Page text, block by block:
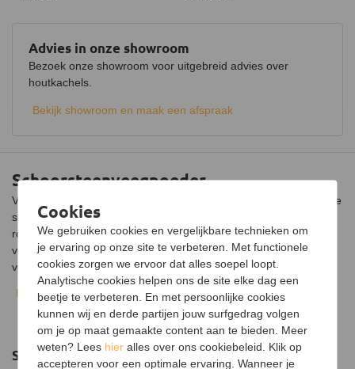
Schoorsteenveegpoeder
Voorkom een brand in het rookkanaal van je houtkachel met deze
schoorsteenveegpoeder. De poeder droogt de creosoot in het
rookkanaal uit, waardoor het risico op een schoorsteenbrand
vermindert. Zo weet je zeker dat je tussen de jaarlijkse
veegbeurten door je houtkachel veilig kunt gebruiken. De poeder
wordt geleverd in een potje met een inhoud van 900 gram.
Gebruiksaanwijzing
De schoorsteenveegpoeder is eenvoudig in gebruik. Let er wel op
dat het rookkanaal nog warm is. Dit betekent dat je de poeder
gebruikt na dat je een vuurtje hebt gestookt. Hierbij is het ook
Bekijk volledige beschrijving
Advies in onze showroom
Bezoek onze showroom voor uitgebreid advies over
houtkachels.
Bekijk showroom en maak een afspraak
Suggesties
Cookies
We gebruiken cookies en vergelijkbare technieken om
je ervaring op onze site te verbeteren. Met functionele
cookies zorgen we ervoor dat alles soepel loopt.
Analytische cookies helpen ons de site elke dag een
beetje te verbeteren. En met persoonlijke cookies
kunnen wij en derde partijen jouw surfgedrag volgen
om je op maat gemaakte content aan te bieden. Meer
weten? Lees hier alles over ons cookiebeleid. Klik op
accepteren voor een optimale ervaring. Wanneer je